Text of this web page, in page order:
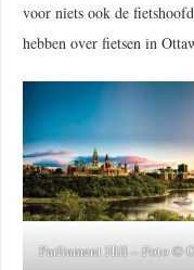
voor niets ook de
hebben over fietsen in
Parliament Hill – Foto ©